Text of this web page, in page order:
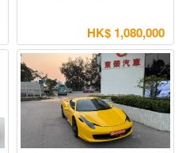
HK$ 1,080,000